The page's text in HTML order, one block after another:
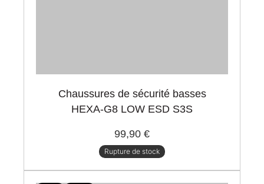
Chaussures de sécurité basses
HEXA-G8 LOW ESD S3S
99,90 €
Rupture de stock